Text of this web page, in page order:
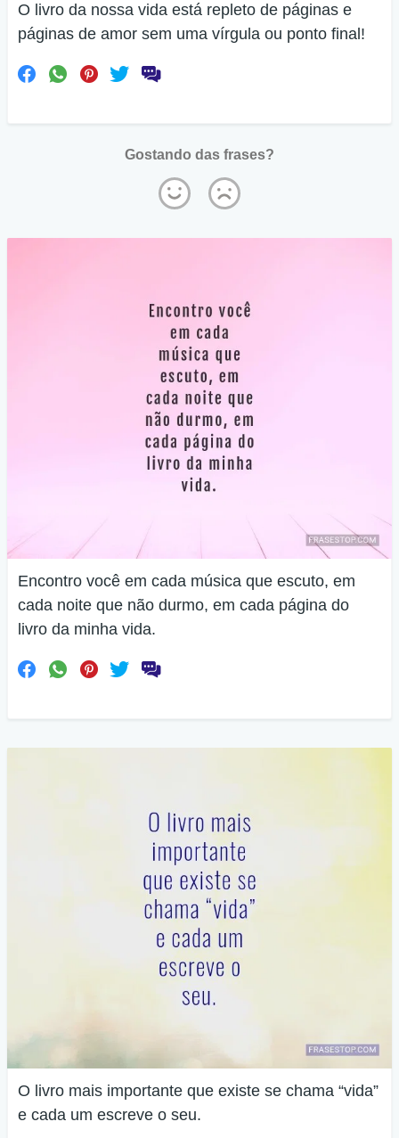
O livro da nossa vida está repleto de páginas e
páginas de amor sem uma vírgula ou ponto final!
Gostando das frases?
Encontro você em cada música que escuto, em
cada noite que não durmo, em cada página do
livro da minha vida.
O livro mais importante que existe se chama “vida”
e cada um escreve o seu.